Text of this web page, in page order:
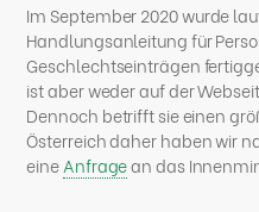
Im September 2020 wurde
Handlungsanleitung für
Geschlechtseinträgen
ist aber weder auf der
Dennoch betrifft sie einen
Österreich daher haben wir
eineAnfragean das